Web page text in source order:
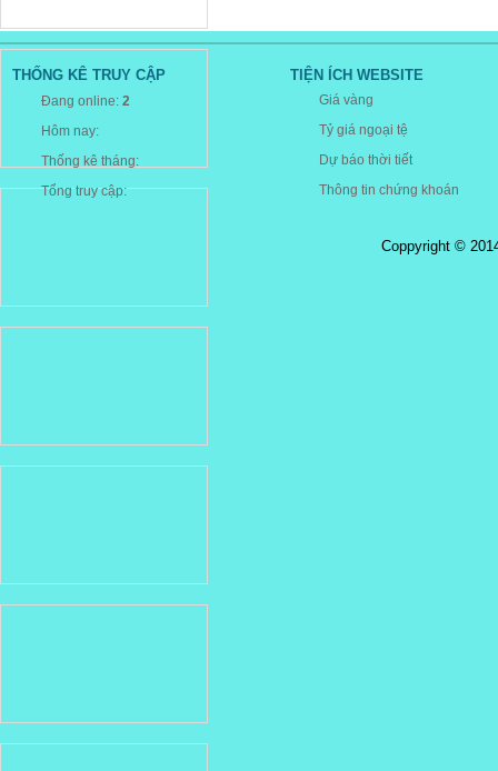
THỐNG KÊ TRUY CẬP
Đang online: 2
Hôm nay:
Thống kê tháng:
Tổng truy cập:
TIỆN ÍCH WEBSITE
Giá vàng
Tỷ giá ngoại tệ
Dự báo thời tiết
Thông tin chứng khoán
Coppyright ©